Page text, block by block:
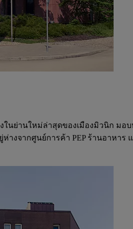
หนึ่งในย่านใหม่ล่าสุดของเมืองมิวนิก
งจากศูนย์การค้า PEP ร้านอาหาร